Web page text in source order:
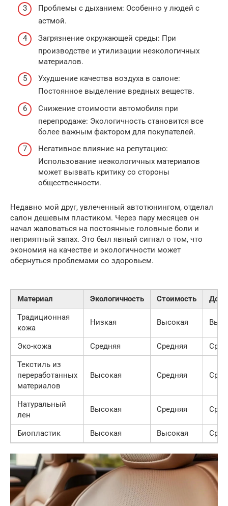
Проблемы с дыханием: Особенно у людей с
астмой.
Загрязнение окружающей среды: При
производстве и утилизации неэкологичных
материалов.
Ухудшение качества воздуха в салоне:
Постоянное выделение вредных веществ.
Снижение стоимости автомобиля при
перепродаже: Экологичность становится все
более важным фактором для покупателей.
Негативное влияние на репутацию:
Использование неэкологичных материалов
может вызвать критику со стороны
общественности.
Недавно мой друг, увлеченный автотюнингом, отделал
салон дешевым пластиком. Через пару месяцев он
начал жаловаться на постоянные головные боли и
неприятный запах. Это был явный сигнал о том, что
экономия на качестве и экологичности может
обернуться проблемами со здоровьем.
Материал Экологичность Стоимость
Традиционная
кожа
Низкая Высокая
Эко-кожа Средняя Средняя
Текстиль из
переработанных
материалов
Высокая Средняя
Натуральный
лен
Высокая Средняя
Биопластик Высокая Высокая